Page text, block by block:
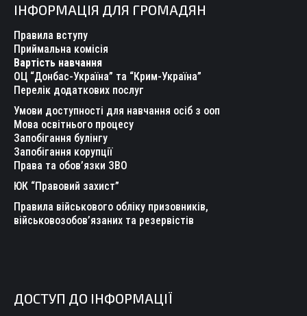
opens
in
new
window
opens
in
new
window
opens
in
new
window
opens
in
new
window
opens
new
opens
ІНФОРМАЦІЯ ДЛЯ ГРОМАДЯН
Правила вступу
Приймальна комісія
Вартість навчання
ОЦ “Донбас-Україна” та “Крим-Україна”
Перелік додаткових послуг
Умови доступності для навчання осіб з ооп
Мова освітнього процесу
Запобігання булінгу
Запобігання корупції
Права та обов’язки ЗВО
ЮК “Правовий захист”
Правила військового обліку призовників,
військовозобов’язаних та резервістів
ДОСТУП ДО ІНФОРМАЦІЇ